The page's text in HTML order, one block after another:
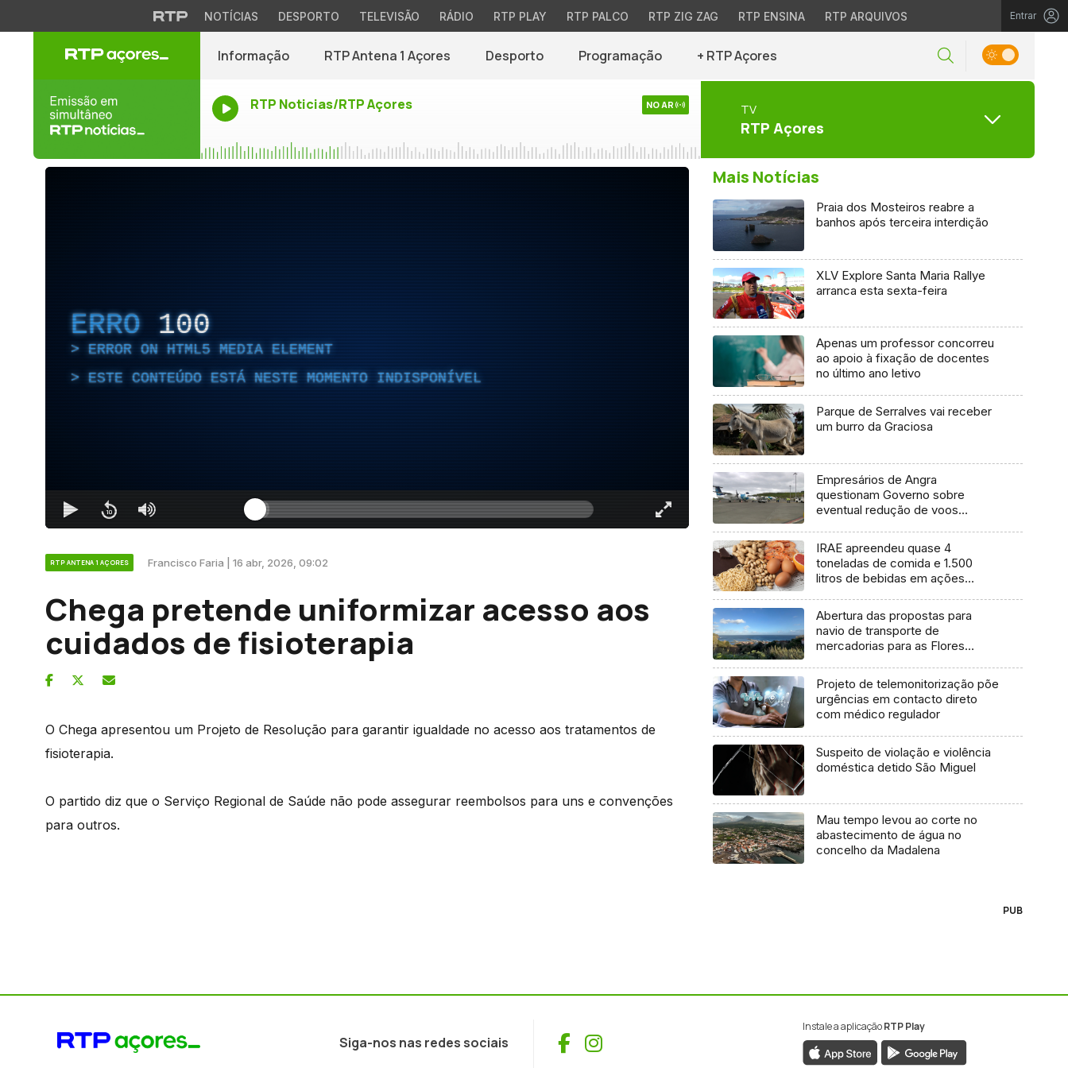
NOTÍCIAS DESPORTO TELEVISÃO RÁDIO RTP PLAY RTP PALCO RTP ZIG ZAG RTP ENSINA RTP ARQUIVOS Entrar
Informação RTP Antena 1 Açores Desporto Programação + RTP Açores
RTP Noticias/RTP Açores NO AR TV
RTP Açores
ERRO 100
ERROR ON HTML5 MEDIA ELEMENT
ESTE CONTEÚDO ESTÁ NESTE MOMENTO INDISPONÍVEL
RTP ANTENA 1 AÇORES Francisco Faria | 16 abr, 2026, 09:02
Chega pretende uniformizar acesso aos
cuidados de fisioterapia
O Chega apresentou um Projeto de Resolução para garantir igualdade no acesso aos tratamentos de
fisioterapia.
O partido diz que o Serviço Regional de Saúde não pode assegurar reembolsos para uns e convenções
para outros.
Mais Notícias
Praia dos Mosteiros reabre a
banhos após terceira interdição
XLV Explore Santa Maria Rallye
arranca esta sexta-feira
Apenas um professor concorreu
ao apoio à fixação de docentes
no último ano letivo
Parque de Serralves vai receber
um burro da Graciosa
Empresários de Angra
questionam Governo sobre
eventual redução de voos
IRAE apreendeu quase 4
toneladas de comida e 1.500
litros de bebidas em ações
Abertura das propostas para
navio de transporte de
mercadorias para as Flores
Projeto de telemonitorização põe
urgências em contacto direto
com médico regulador
Suspeito de violação e violência
doméstica detido São Miguel
Mau tempo levou ao corte no
abastecimento de água no
concelho da Madalena
PUB
Siga-nos nas redes sociais Facebook
Instagram
Instale a aplicaçãoRTP Play